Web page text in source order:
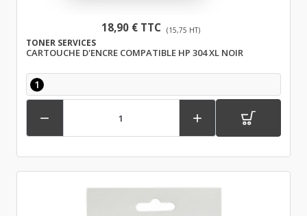
18,90 € TTC (15,75 HT)
TONER SERVICES
CARTOUCHE D'ENCRE COMPATIBLE HP 304 XL NOIR
1
 